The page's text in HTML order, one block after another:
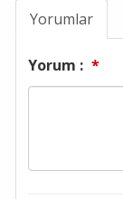
Yorumlar
Yorum : *